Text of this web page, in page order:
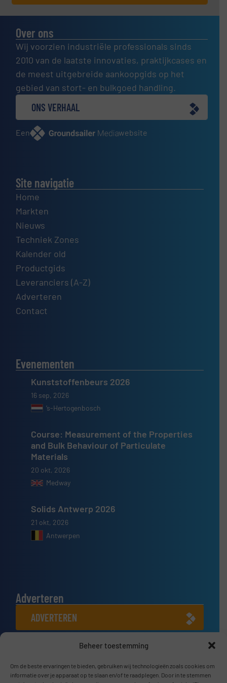
Beheer toestemming
Om de beste ervaringen te bieden, gebruiken wij technologieën zoals cookies om
informatie over je apparaat op te slaan en/of te raadplegen. Door in te stemmen
Over ons
Wij voorzien industriële professionals sinds
2010 van de laatste innovaties, praktijkcases en
de meest uitgebreide aankoopgids op het
gebied van stort- en bulkgoed handling.
ONS VERHAAL
Een website
Site navigatie
Home
Markten
Nieuws
Techniek Zones
Kalender old
Productgids
Leveranciers (A-Z)
Adverteren
Contact
Evenementen
Kunststoffenbeurs 2026
16 sep, 2026
’s-Hertogenbosch
Course: Measurement of the Properties
and Bulk Behaviour of Particulate
Materials
20 okt, 2026
Medway
Solids Antwerp 2026
21 okt, 2026
Antwerpen
Adverteren
ADVERTEREN
Connect met ons
LINKEDIN